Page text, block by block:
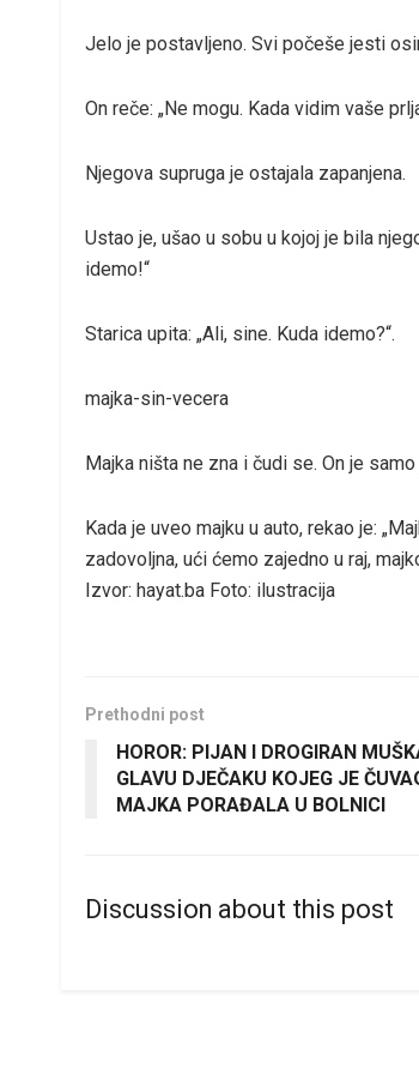
Jelo je postavljeno. Svi počeše jesti
On reče: „Ne mogu. Kada vidim vaše
Njegova supruga je ostajala zapanjena.
Ustao je, ušao u sobu u kojoj je bila
idemo!“
Starica upita: „Ali, sine. Kuda idemo?“.
majka-sin-vecera
Majka ništa ne zna i čudi se. On je samo
Kada je uveo majku u auto, rekao je:
zadovoljna, ući ćemo zajedno u raj,
Izvor: hayat.ba Foto: ilustracija
Prethodni post
HOROR: PIJAN I DROGIRAN
GLAVU DJEČAKU KOJEG JE
MAJKA PORAĐALA U BOLNICI
Discussion about this post